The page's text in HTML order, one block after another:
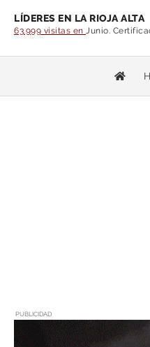
LÍDERES EN LA RIOJA ALTA
63.999 visitas en Junio.
PUBLICIDAD